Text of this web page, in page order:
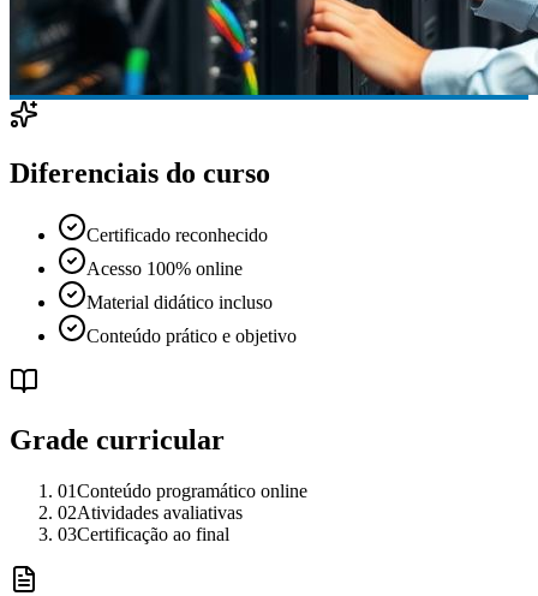
Diferenciais do curso
Certificado reconhecido
Acesso 100% online
Material didático incluso
Conteúdo prático e objetivo
Grade curricular
01Conteúdo programático online
02Atividades avaliativas
03Certificação ao final